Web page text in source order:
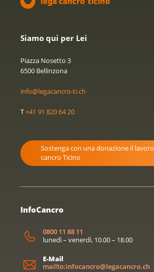
Siamo qui per Lei
Piazza Nosetto 3
6500 Bellinzona
info@legacancro-ti.ch
T+41 91 820 64 20
Sostenga con una donazione il
cancro Ticino
InfoCancro
0800 11 88 11
lunedì – venerdì, 10.00 – 18.00
E-Mail
mailto:infocancro@legacancro.ch